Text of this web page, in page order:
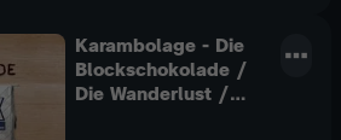
Karambolage - Die
Blockschokolade /
Die Wanderlust /